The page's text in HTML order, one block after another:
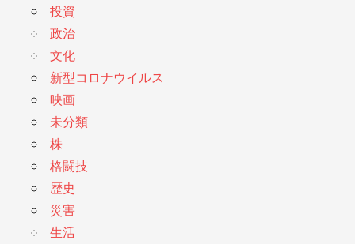
投資
政治
文化
新型コロナウイルス
映画
未分類
株
格闘技
歴史
災害
生活